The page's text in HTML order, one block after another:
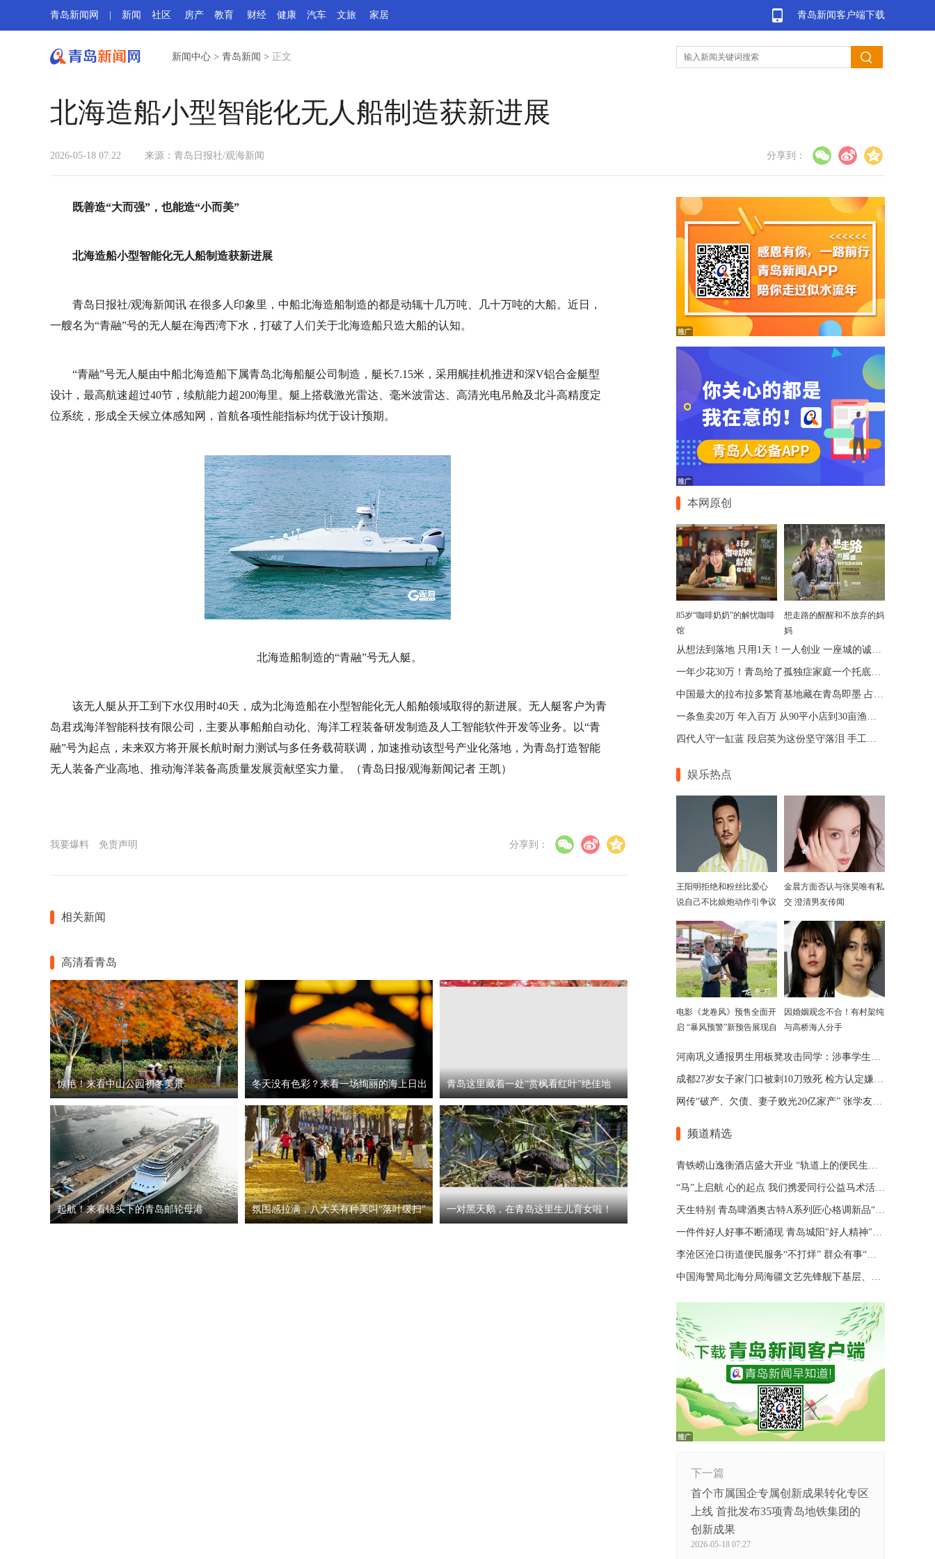
青岛新闻客户端下载
青岛新闻网 新闻 社区 房产 教育 财经 健康 汽车 文旅 家居
新闻中心 > 青岛新闻 > 正文
北海造船小型智能化无人船制造获新进展
2026-05-18 07:22 来源：青岛日报社/观海新闻 分享到：
既善造“大而强”，也能造“‌小而美”
北海造船小型智能化无人船制造获新进展
青岛日报社/观海新闻讯 在很多人印象里，中船北海造船制造的都是动辄十几万吨、几十万吨的大船。近日，
一艘名为“青融”号的无人艇在海西湾下水，打破了人们关于北海造船只造大船的认知。
“青融”号无人艇由中船北海造船下属青岛北海船艇公司制造，艇长7.15米，采用艉挂机推进和深V铝合金艇型
设计，最高航速超过40节，续航能力超200海里。艇上搭载激光雷达、毫米波雷达、高清光电吊舱及北斗高精度定
位系统，形成全天候立体感知网，首航各项性能指标均优于设计预期。
北海造船制造的“青融”号无人艇。
该无人艇从开工到下水仅用时40天，成为北海造船在小型智能化无人船舶领域取得的新进展。无人艇客户为青
岛君戎海洋智能科技有限公司，主要从事船舶自动化、海洋工程装备研发制造及人工智能软件开发等业务。以“青
融”号为起点，未来双方将开展长航时耐力测试与多任务载荷联调，加速推动该型号产业化落地，为青岛打造智能
无人装备产业高地、推动海洋装备高质量发展贡献坚实力量。（青岛日报/观海新闻记者 王凯）
我要爆料 免责声明 分享到：
相关新闻
高清看青岛
惊艳！来看中山公园初冬美景 冬天没有色彩？来看一场绚丽的海上日出 青岛这里藏着一处“赏枫看红叶”绝佳地
起航！来看镜头下的青岛邮轮母港 氛围感拉满，八大关有种美叫“落叶缓扫” 一对黑天鹅，在青岛这里生儿育女啦！
本网原创
85岁“咖啡奶奶”的解忧咖啡
馆
想走路的醒醒和不放弃的妈
妈
从想法到落地 只用1天！一人创业 一座城的诚意 青岛让“一人公司”跑出加速度
一年少花30万！青岛给了孤独症家庭一个托底的答案
中国最大的拉布拉多繁育基地藏在青岛即墨 占地75亩年入七位数
一条鱼卖20万 年入百万 从90平小店到30亩渔场 青岛“锦鲤大王”带动乡邻增收
四代人守一缸蓝 段启英为这份坚守落泪 手工的温度机器给不了
娱乐热点
王阳明拒绝和粉丝比爱心
说自己不比娘炮动作引争议
金晨方面否认与张昊唯有私
交 澄清男友传闻
电影《龙卷风》预售全面开
启 “暴风预警”新预告展现自
因婚姻观念不合！有村架纯
与高桥海人分手
河南巩义通报男生用板凳攻击同学：涉事学生已被劝退
成都27岁女子家门口被刺10刀致死 检方认定嫌犯患精神分裂
网传“破产、欠债、妻子败光20亿家产” 张学友回应了
频道精选
青铁崂山逸衡酒店盛大开业 “轨道上的便民生活圈”渐行渐近
“马”上启航 心的起点 我们携爱同行公益马术活动 在青岛博洋马术俱乐部举办
天生特别 青岛啤酒奥古特A系列匠心格调新品“特别”登场
一件件好人好事不断涌现 青岛城阳"好人精神"擦亮城市文明底色
李沧区沧口街道便民服务“不打烊” 群众有事“随时办”
中国海警局北海分局海疆文艺先锋舰下基层、进码头、上海岛巡演
下一篇
首个市属国企专属创新成果转化专区
上线 首批发布35项青岛地铁集团的
创新成果
2026-05-18 07:27